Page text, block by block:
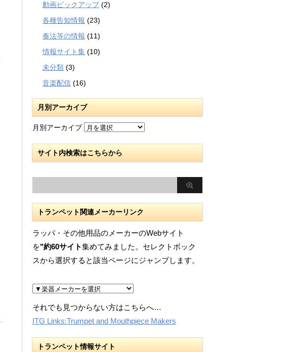
動画ピックアップ(2)
各種告知情報 (23)
奏法等の情報 (11)
情報サイト集 (10)
未分類 (3)
音楽配信 (16)
月別アーカイブ
月別アーカイブ
サイト内検索はこちらから
トランペット関連メーカーリンク
ラッパ・その他用品のメーカーのWebサイト
を"約60サイト集めてみました。セレクトボック
スから選択すると該当ページにジャンプします。
それでも見つからない方はこちらへ…
ITG Links:Trumpet and Mouthpiece Makers
トランペット情報サイト